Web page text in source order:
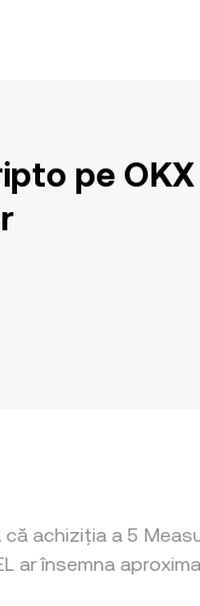
pe
achiziția a 5
ar însemna